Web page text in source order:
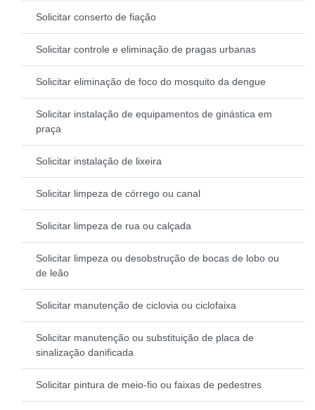
Solicitar conserto de fiação
Solicitar controle e eliminação de pragas urbanas
Solicitar eliminação de foco do mosquito da dengue
Solicitar instalação de equipamentos de ginástica em
praça
Solicitar instalação de lixeira
Solicitar limpeza de córrego ou canal
Solicitar limpeza de rua ou calçada
Solicitar limpeza ou desobstrução de bocas de lobo ou
de leão
Solicitar manutenção de ciclovia ou ciclofaixa
Solicitar manutenção ou substituição de placa de
sinalização danificada
Solicitar pintura de meio-fio ou faixas de pedestres